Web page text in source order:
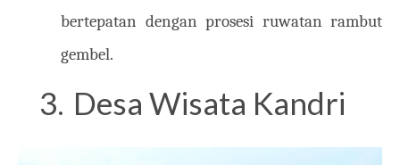
bertepatan dengan prosesi ruwatan rambut
gembel.
3. Desa Wisata Kandri